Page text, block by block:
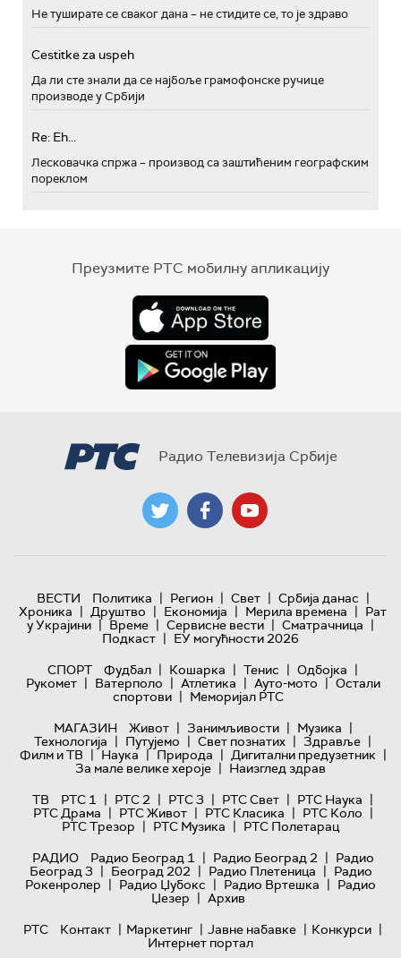
Не туширате се сваког дана – не стидите се, то је здраво
Cestitke za uspeh
Да ли сте знали да се најбоље грамофонске ручице
производе у Србији
Re: Eh...
Лесковачка спржа – производ са заштићеним географским
пореклом
Преузмите РТС мобилну апликацију
Радио Телевизија Србије
ВЕСТИ Политика | Регион | Свет | Србија данас |
Хроника | Друштво | Економија | Мерила времена | Рат
у Украјини | Време | Сервисне вести | Сматрачница |
Подкаст | ЕУ могућности 2026
СПОРТ
Фудбал | Кошарка | Тенис | Одбојка |
Рукомет | Ватерполо | Атлетика | Ауто-мото | Остали
спортови | Меморијал РТС
МАГАЗИН
Живот | Занимљивости | Музика |
Технологијa | Путујемо | Свет познатих | Здравље |
Филм и ТВ | Наука | Природа | Дигитални предузетник |
За мале велике хероје | Наизглед здрав
ТВ
РТС 1 | РТС 2 | РТС 3 | РТС Свет | РТС Наука |
РТС Драма | РТС Живот | РТС Класика | РТС Коло |
РТС Трезор | РТС Музика | РТС Полетарац
РАДИО
Радио Београд 1 | Радио Београд 2 | Радио
Београд 3 | Београд 202 | Радио Плетеница | Радио
Рокенролер | Радио Џубокс | Радио Вртешка | Радио
Џезер | Архив
РТС
Контакт | Маркетинг | Јавне набавке | Конкурси |
Интернет портал